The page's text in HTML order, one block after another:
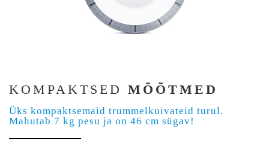
KOMPAKTSED MÕÕTMED
Üks kompaktsemaid trummelkuivateid turul.
Mahutab 7 kg pesu ja on 46 cm sügav!